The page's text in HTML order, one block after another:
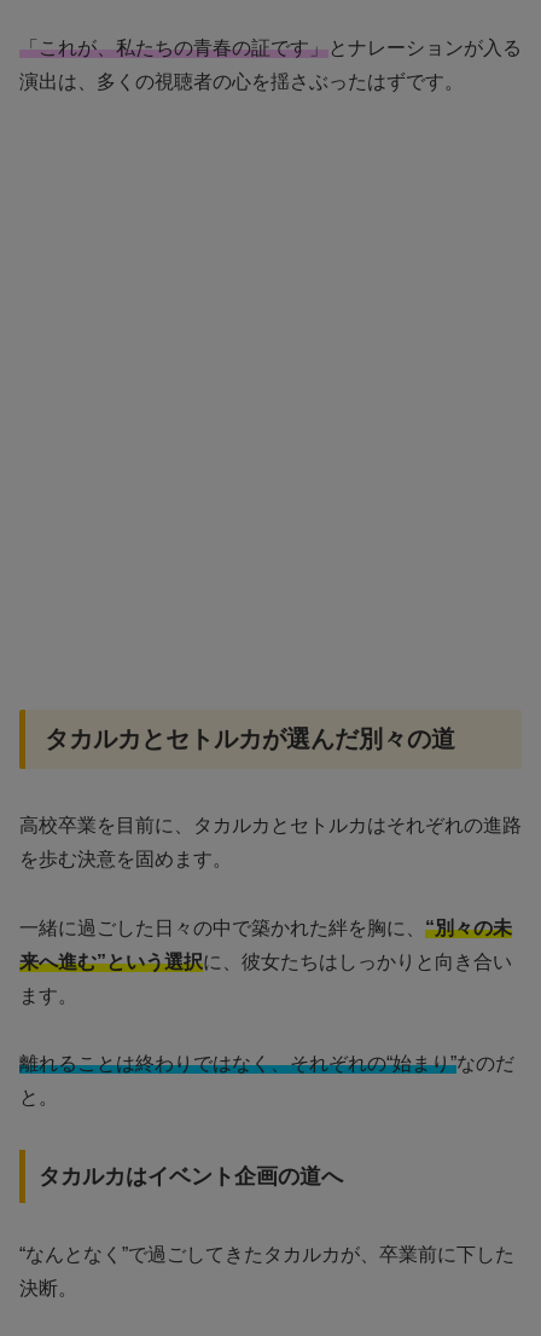
「これが、私たちの青春の証です」とナレーションが入る
演出は、多くの視聴者の心を揺さぶったはずです。
タカルカとセトルカが選んだ別々の道
高校卒業を目前に、タカルカとセトルカはそれぞれの進路
を歩む決意を固めます。
一緒に過ごした日々の中で築かれた絆を胸に、 “別々の未
来へ進む”という選択に、彼女たちはしっかりと向き合い
ます。
離れることは終わりではなく、それぞれの“始まり”なのだ
と。
タカルカはイベント企画の道へ
“なんとなく”で過ごしてきたタカルカが、卒業前に下した
決断。